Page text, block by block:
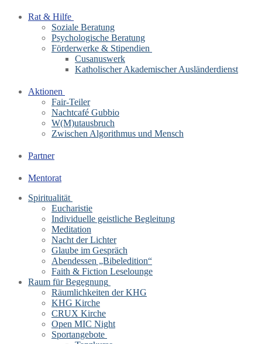
Rat & Hilfe
Soziale Beratung
Psychologische Beratung
Förderwerke & Stipendien
Cusanuswerk
Katholischer Akademischer Ausländerdienst
Aktionen
Fair-Teiler
Nachtcafé Gubbio
W(M)utausbruch
Zwischen Algorithmus und Mensch
Partner
Mentorat
Spiritualität
Eucharistie
Individuelle geistliche Begleitung
Meditation
Nacht der Lichter
Glaube im Gespräch
Abendessen „Bibeledition“
Faith & Fiction Leselounge
Raum für Begegnung
Räumlichkeiten der KHG
KHG Kirche
CRUX Kirche
Open MIC Night
Sportangebote